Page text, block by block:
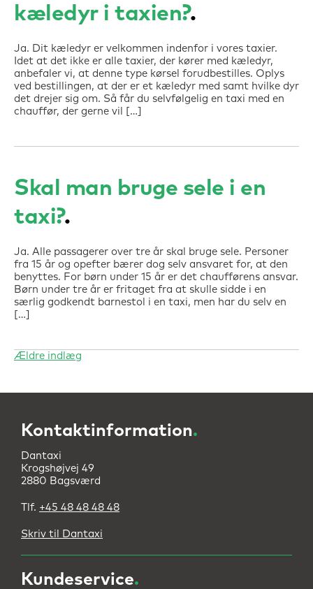
kæledyr i taxien?
Ja. Dit kæledyr er velkommen indenfor i vores taxier.
Idet at det ikke er alle taxier, der kører med kæledyr,
anbefaler vi, at denne type kørsel forudbestilles. Oplys
ved bestillingen, at der er et kæledyr med samt hvilke dyr
det drejer sig om. Så får du selvfølgelig en taxi med en
chauffør, der gerne vil […]
Skal man bruge sele i en
taxi?
Ja. Alle passagerer over tre år skal bruge sele. Personer
fra 15 år og opefter bærer dog selv ansvaret for, at den
benyttes. For børn under 15 år er det chaufførens ansvar.
Børn under tre år er fritaget fra at skulle sidde i en
særlig godkendt barnestol i en taxi, men har du selv en
[…]
Navigation
til
indlæg
Ældre indlæg
Kontaktinformation.
Dantaxi
Krogshøjvej 49
2880 Bagsværd
Tlf. +45 48 48 48 48
Skriv til Dantaxi
Kundeservice.